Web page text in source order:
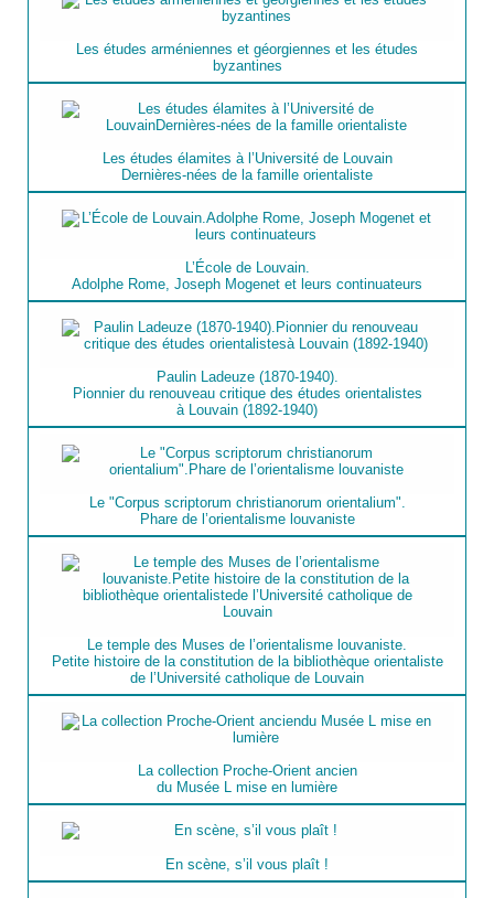
Les études arméniennes et géorgiennes et les études
byzantines
Les études élamites à l’Université de Louvain
Dernières-nées de la famille orientaliste
L’École de Louvain.
Adolphe Rome, Joseph Mogenet et leurs continuateurs
Paulin Ladeuze (1870-1940).
Pionnier du renouveau critique des études orientalistes
à Louvain (1892-1940)
Le "Corpus scriptorum christianorum orientalium".
Phare de l’orientalisme louvaniste
Le temple des Muses de l’orientalisme louvaniste.
Petite histoire de la constitution de la bibliothèque orientaliste
de l’Université catholique de Louvain
La collection Proche-Orient ancien
du Musée L mise en lumière
En scène, s’il vous plaît !